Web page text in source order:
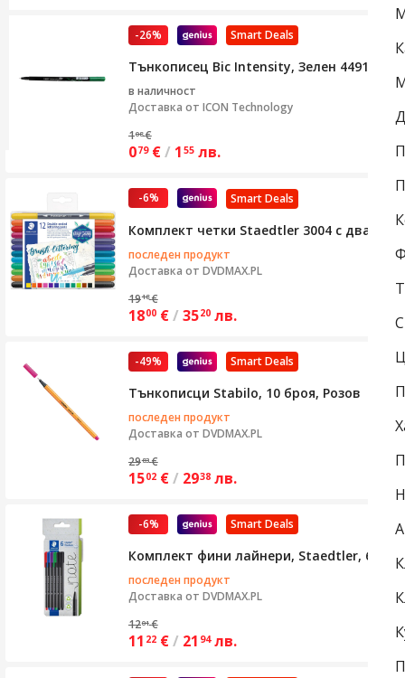
Smart Deals
-26%
Тънкописец Bic Intensity, Зелен 449190,
в наличност
Доставка от ICON Technology
108 €
079 €/ 1 55 лв.
Smart Deals
-6%
Комплект четки Staedtler 3004 с два
последен продукт
Доставка от DVDMAX.PL
1918 €
1800 €/ 3520 лв.
Smart Deals
-49%
Тънкописци Stabilo, 10 броя, Розов
последен продукт
Доставка от DVDMAX.PL
2983 €
1502 €/ 2938 лв.
Smart Deals
-6%
Комплект фини лайнери, Staedtler, 6
последен продукт
Доставка от DVDMAX.PL
1201 €
11 22 €/ 21 94 лв.